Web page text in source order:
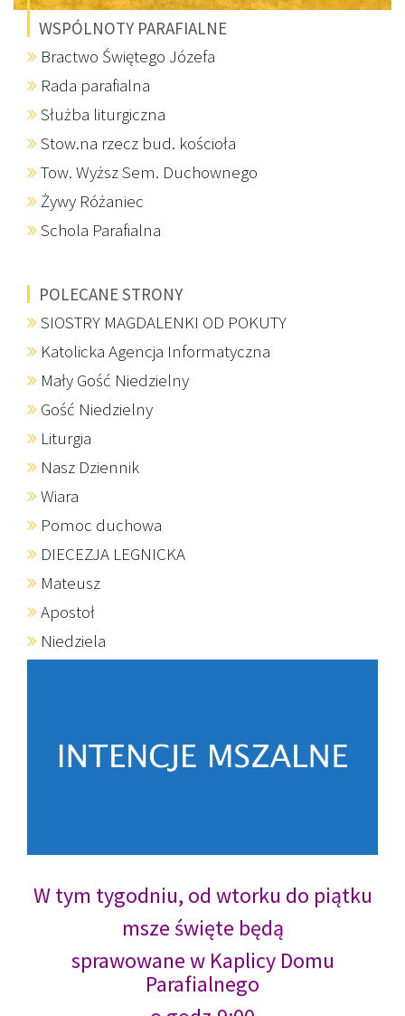
WSPÓLNOTY PARAFIALNE
Bractwo Świętego Józefa
Rada parafialna
Służba liturgiczna
Stow.na rzecz bud. kościoła
Tow. Wyższ Sem. Duchownego
Żywy Różaniec
Schola Parafialna
POLECANE STRONY
SIOSTRY MAGDALENKI OD POKUTY
Katolicka Agencja Informatyczna
Mały Gość Niedzielny
Gość Niedzielny
Liturgia
Nasz Dziennik
Wiara
Pomoc duchowa
DIECEZJA LEGNICKA
Mateusz
Apostoł
Niedziela
W tym tygodniu, od wtorku do piątku
msze święte będą
sprawowane w Kaplicy Domu
Parafialnego